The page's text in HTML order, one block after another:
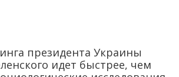
президента Украины
идет быстрее, чем